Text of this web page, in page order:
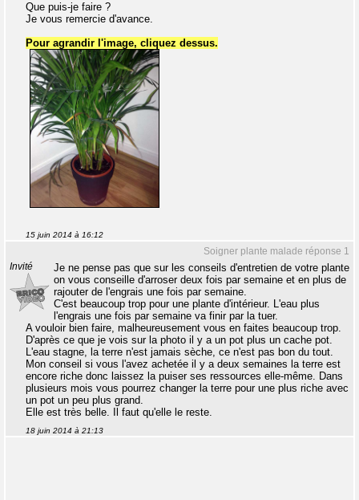
Que puis-je faire ?
Je vous remercie d'avance.
Pour agrandir l'image, cliquez dessus.
15 juin 2014 à 16:12
Soigner plante malade réponse 1
Invité
Je ne pense pas que sur les conseils d'entretien de votre plante
on vous conseille d'arroser deux fois par semaine et en plus de
rajouter de l'engrais une fois par semaine.
C'est beaucoup trop pour une plante d'intérieur. L'eau plus
l'engrais une fois par semaine va finir par la tuer.
A vouloir bien faire, malheureusement vous en faites beaucoup trop.
D'après ce que je vois sur la photo il y a un pot plus un cache pot.
L'eau stagne, la terre n'est jamais sèche, ce n'est pas bon du tout.
Mon conseil si vous l'avez achetée il y a deux semaines la terre est
encore riche donc laissez la puiser ses ressources elle-même. Dans
plusieurs mois vous pourrez changer la terre pour une plus riche avec
un pot un peu plus grand.
Elle est très belle. Il faut qu'elle le reste.
18 juin 2014 à 21:13